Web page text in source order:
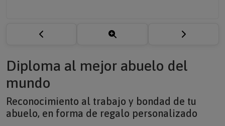
Diploma al mejor abuelo del
mundo
Reconocimiento al trabajo y bondad de tu
abuelo, en forma de regalo personalizado